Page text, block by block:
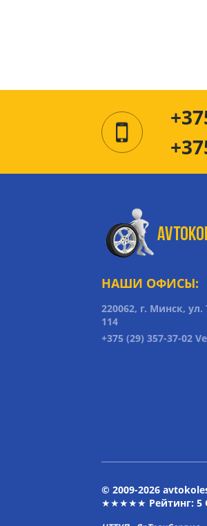
НАШИ ОФИСЫ:
220062, г. Минск,
114
+375 (29) 357-37-02
© 2009-2026
★★★★★ Рейтинг: 5